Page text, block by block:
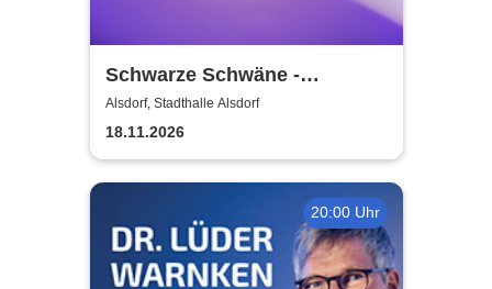
Schwarze Schwäne -
Grenzlandtheater Aachen
Alsdorf, Stadthalle Alsdorf
18.11.2026
20:00 Uhr